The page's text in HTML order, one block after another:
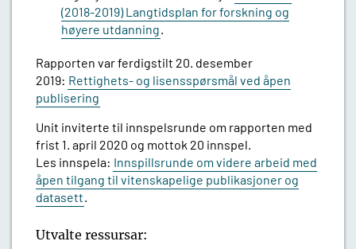
(2018-2019) Langtidsplan for forskning og
høyere utdanning
Rapporten var ferdigstilt 20. desember
2019: Rettighets- og lisensspørsmål ved åpen
publisering
Unit inviterte til innspelsrunde om rapporten med
frist 1. april 2020 og mottok 20 innspel.
Les innspela: Innspillsrunde om videre arbeid med
åpen tilgang til vitenskapelige publikasjoner og
datasett
Utvalte ressursar: